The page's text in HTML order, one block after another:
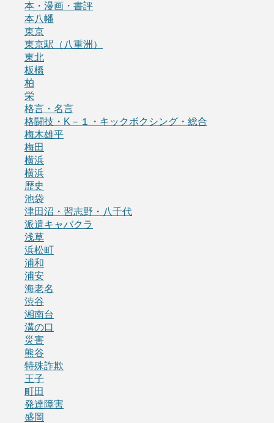
本・漫画・書評
本八幡
東京
東京駅（八重洲）
東北
板橋
柏
栄
格言・名言
格闘技・K－１・キックボクシング・総合
梅木雄平
梅田
横浜
横浜
歴史
池袋
津田沼・習志野・八千代
派遣キャバクラ
浅草
浜松町
浦和
浦安
海老名
渋谷
湘南台
溝の口
災害
熊谷
特殊詐欺
王子
町田
発達障害
盛岡